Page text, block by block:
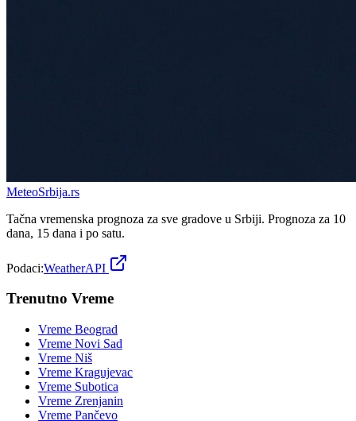
MeteoSrbija.rs
Tačna vremenska prognoza za sve gradove u Srbiji. Prognoza za 10
dana, 15 dana i po satu.
Podaci:WeatherAPI
Trenutno Vreme
Vreme Beograd
Vreme Novi Sad
Vreme Niš
Vreme Kragujevac
Vreme Subotica
Vreme Zrenjanin
Vreme Pančevo